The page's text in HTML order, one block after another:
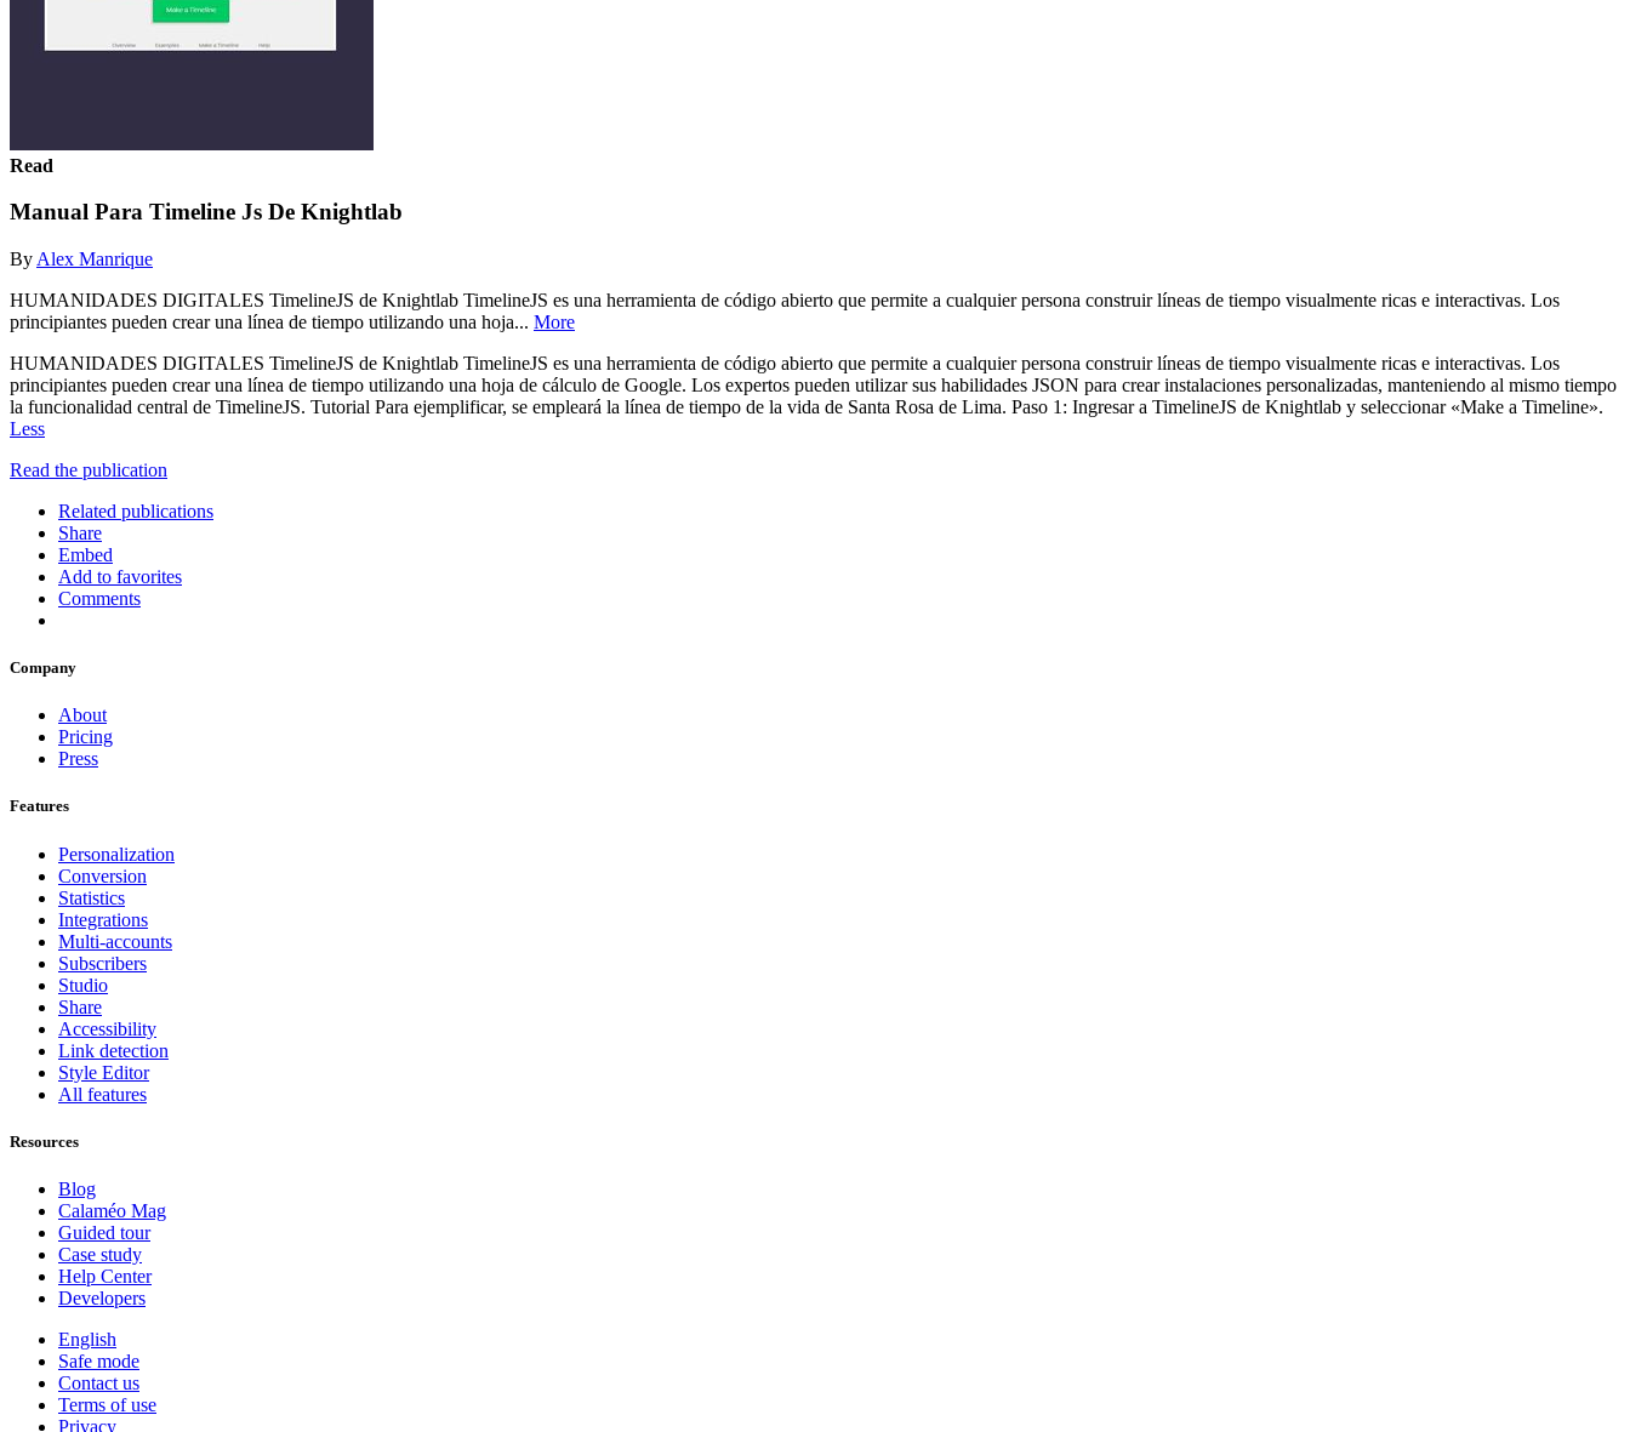
Read
Manual Para Timeline Js De Knightlab
By Alex Manrique
HUMANIDADES DIGITALES TimelineJS de Knightlab TimelineJS es una herramienta de código abierto que permite a cualquier persona construir líneas de tiempo visualmente ricas e interactivas. Los
principiantes pueden crear una línea de tiempo utilizando una hoja... More
HUMANIDADES DIGITALES TimelineJS de Knightlab TimelineJS es una herramienta de código abierto que permite a cualquier persona construir líneas de tiempo visualmente ricas e interactivas. Los
principiantes pueden crear una línea de tiempo utilizando una hoja de cálculo de Google. Los expertos pueden utilizar sus habilidades JSON para crear instalaciones personalizadas, manteniendo al mismo tiempo
la funcionalidad central de TimelineJS. Tutorial Para ejemplificar, se empleará la línea de tiempo de la vida de Santa Rosa de Lima. Paso 1: Ingresar a TimelineJS de Knightlab y seleccionar «Make a Timeline».
Less
Read the publication
Related publications
Share
Embed
Add to favorites
Comments
Company
About
Pricing
Press
Features
Personalization
Conversion
Statistics
Integrations
Multi-accounts
Subscribers
Studio
Share
Accessibility
Link detection
Style Editor
All features
Resources
Blog
Calaméo Mag
Guided tour
Case study
Help Center
Developers
English
Safe mode
Contact us
Terms of use
Privacy